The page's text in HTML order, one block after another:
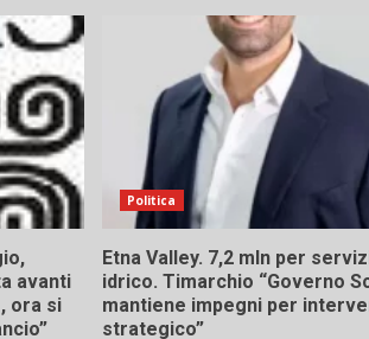
avanti
ora si
Politica
Etna Valley. 7,2 mln per
idrico. Timarchio “Governo
mantiene impegni per
strategico”